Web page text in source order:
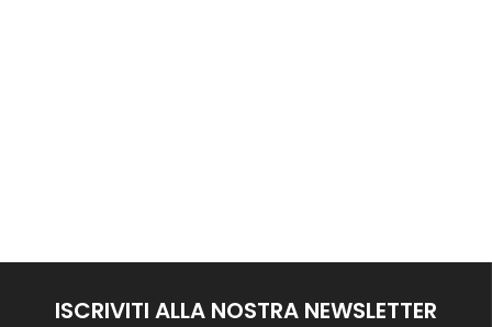
ISCRIVITI ALLA NOSTRA NEWSLETTER